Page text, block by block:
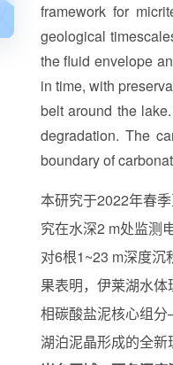
framework for
geological
the fluid envelope
in time, with
belt around the
degradation. The
boundary of
本研究于2022年春
究在水深2 m处监测
对6根1~23 m深度
果表明，伊莱湖水
相碳酸盐泥核心组
湖泊泥晶形成的全新